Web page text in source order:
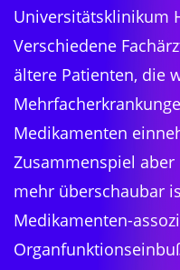
Universitätsklinikum
Verschiedene
ältere Patienten, die
Medikamenten
Zusammenspiel
mehr überschaubar
Medikamenten-